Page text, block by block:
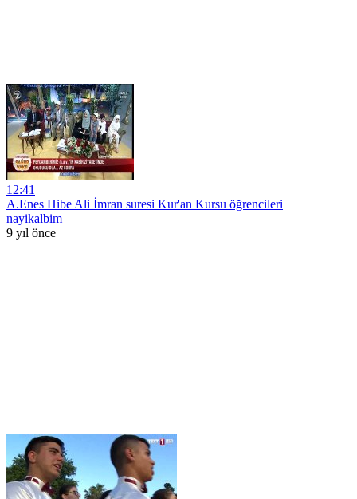
12:41
A.Enes Hibe Ali İmran suresi Kur'an Kursu öğrencileri
nayikalbim
9 yıl önce